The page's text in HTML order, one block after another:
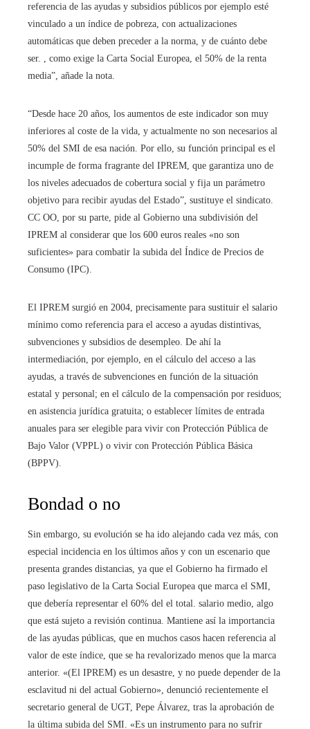
referencia de las ayudas y subsidios públicos por ejemplo esté
vinculado a un índice de pobreza, con actualizaciones
automáticas que deben preceder a la norma, y ​​de cuánto debe
ser. , como exige la Carta Social Europea, el 50% de la renta
media”, añade la nota.
“Desde hace 20 años, los aumentos de este indicador son muy
inferiores al coste de la vida, y actualmente no son necesarios al
50% del SMI de esa nación. Por ello, su función principal es el
incumple de forma fragrante del IPREM, que garantiza uno de
los niveles adecuados de cobertura social y fija un parámetro
objetivo para recibir ayudas del Estado”, sustituye el sindicato.
CC OO, por su parte, pide al Gobierno una subdivisión del
IPREM al considerar que los 600 euros reales «no son
suficientes» para combatir la subida del Índice de Precios de
Consumo (IPC).
El IPREM surgió en 2004, precisamente para sustituir el salario
mínimo como referencia para el acceso a ayudas distintivas,
subvenciones y subsidios de desempleo. De ahí la
intermediación, por ejemplo, en el cálculo del acceso a las
ayudas, a través de subvenciones en función de la situación
estatal y personal; en el cálculo de la compensación por residuos;
en asistencia jurídica gratuita; o establecer límites de entrada
anuales para ser elegible para vivir con Protección Pública de
Bajo Valor (VPPL) o vivir con Protección Pública Básica
(BPPV).
Bondad o no
Sin embargo, su evolución se ha ido alejando cada vez más, con
especial incidencia en los últimos años y con un escenario que
presenta grandes distancias, ya que el Gobierno ha firmado el
paso legislativo de la Carta Social Europea que marca el SMI,
que debería representar el 60% del el total. salario medio, algo
que está sujeto a revisión continua. Mantiene así la importancia
de las ayudas públicas, que en muchos casos hacen referencia al
valor de este índice, que se ha revalorizado menos que la marca
anterior. «(El IPREM) es un desastre, y no puede depender de la
esclavitud ni del actual Gobierno», denunció recientemente el
secretario general de UGT, Pepe Álvarez, tras la aprobación de
la última subida del SMI. «Es un instrumento para no sufrir